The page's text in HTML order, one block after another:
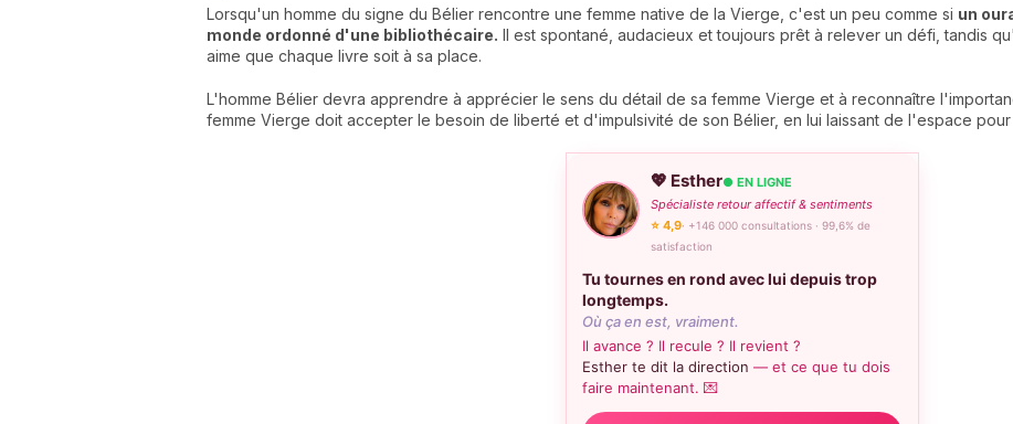
Lorsqu'un homme du signe du Bélier rencontre une femme native de la Vierge, c'est un peu comme si un
monde ordonné d'une bibliothécaire. Il est spontané, audacieux et toujours prêt à relever un défi, tandis
aime que chaque livre soit à sa place.
L'homme Bélier devra apprendre à apprécier le sens du détail de sa femme Vierge et à reconnaître
femme Vierge doit accepter le besoin de liberté et d'impulsivité de son Bélier, en lui laissant de l'espace
💖 Esther● EN LIGNE
Spécialiste retour affectif & sentiments
⭐ 4,9· +146 000 consultations · 99,6% de
satisfaction
Tu tournes en rond avec lui depuis trop
longtemps.
Où ça en est, vraiment.
Il avance ? Il recule ? Il revient ?
Esther te dit la direction — et ce que tu dois
faire maintenant. 💌